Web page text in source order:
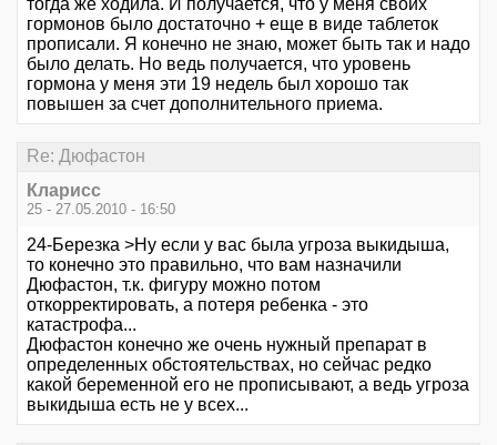
тогда же ходила. И получается, что у меня своих
гормонов было достаточно + еще в виде таблеток
прописали. Я конечно не знаю, может быть так и надо
было делать. Но ведь получается, что уровень
гормона у меня эти 19 недель был хорошо так
повышен за счет дополнительного приема.
Re: Дюфастон
Кларисс
25 - 27.05.2010 - 16:50
24-Березка >Ну если у вас была угроза выкидыша,
то конечно это правильно, что вам назначили
Дюфастон, т.к. фигуру можно потом
откорректировать, а потеря ребенка - это
катастрофа...
Дюфастон конечно же очень нужный препарат в
определенных обстоятельствах, но сейчас редко
какой беременной его не прописывают, а ведь угроза
выкидыша есть не у всех...